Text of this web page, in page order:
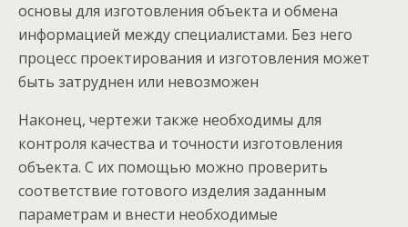
основы для изготовления объекта и обмена
информацией между специалистами. Без него
процесс проектирования и изготовления может
быть затруднен или невозможен
Наконец, чертежи также необходимы для
контроля качества и точности изготовления
объекта. С их помощью можно проверить
соответствие готового изделия заданным
параметрам и внести необходимые